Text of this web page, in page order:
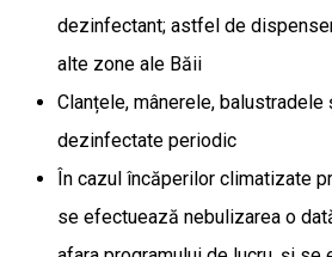
dezinfectant; astfel de
alte zone ale Băii
Clanțele, mânerele,
dezinfectate periodic
În cazul încăperilor climatizate
se efectuează nebulizarea o